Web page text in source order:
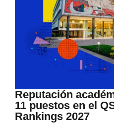
Reputación
11 puestos en el
Rankings 2027